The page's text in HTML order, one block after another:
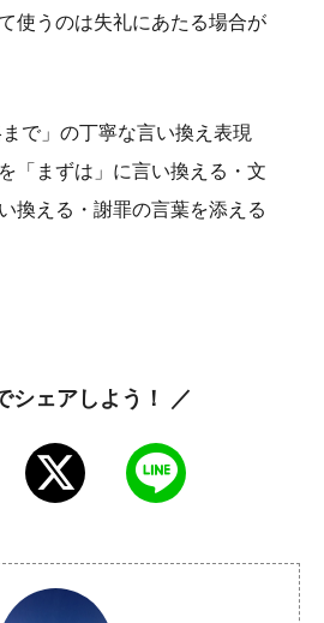
使うのは失礼にあたる場合が
で」の丁寧な言い換え表現
「まずは」に言い換える・文
換える・謝罪の言葉を添える
シェアしよう！ ／